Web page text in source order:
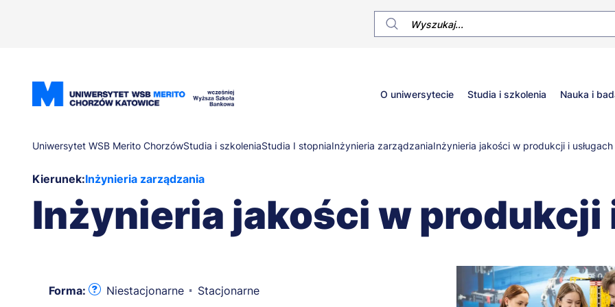
Główne
menu
O uniwersytecie Studia i szkolenia Nauka i
Ścieżka
nawigacyjna
Uniwersytet WSB Merito ChorzówStudia i szkoleniaStudia I stopniaInżynieria zarządzaniaInżynieria jakości w produkcji i usługach
Kierunek:Inżynieria zarządzania
Inżynieria jakości w produkcji
Forma: Niestacjonarne Stacjonarne